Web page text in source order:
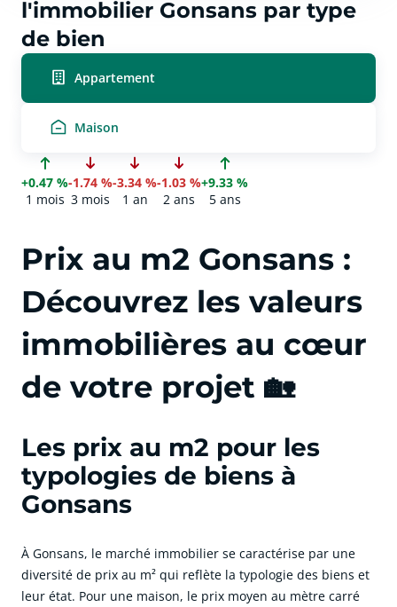
l'immobilier Gonsans par type
de bien
Appartement
Maison
+0.47 %
1 mois
-1.74 %
3 mois
-3.34 %
1 an
-1.03 %
2 ans
+9.33 %
5 ans
Prix au m2 Gonsans :
Découvrez les valeurs
immobilières au cœur
de votre projet 🏡
Les prix au m2 pour les
typologies de biens à
Gonsans
À Gonsans, le marché immobilier se caractérise par une
diversité de prix au m² qui reflète la typologie des biens et
leur état. Pour une maison, le prix moyen au mètre carré